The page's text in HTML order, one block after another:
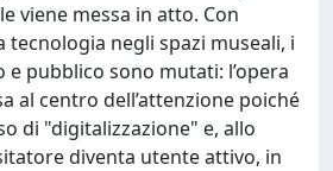
viene messa in atto. Con
tecnologia negli spazi museali, i
pubblico sono mutati: l’opera
al centro dell’attenzione poiché
di "digitalizzazione" e, allo
diventa utente attivo, in